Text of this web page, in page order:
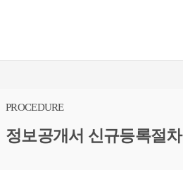
PROCEDURE
정보공개서 신규등록절차